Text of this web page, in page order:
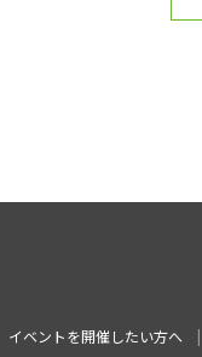
イベントを開催したい方へ